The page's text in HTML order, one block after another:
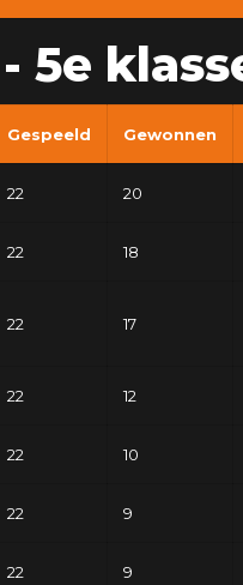
5e
Gespeeld Gewonnen
22 20
22 18
22 17
22 12
22 10
22 9
22 9